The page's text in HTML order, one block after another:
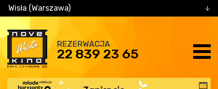
Wisła (Warszawa)
REZERWACJA
22 839 23 65